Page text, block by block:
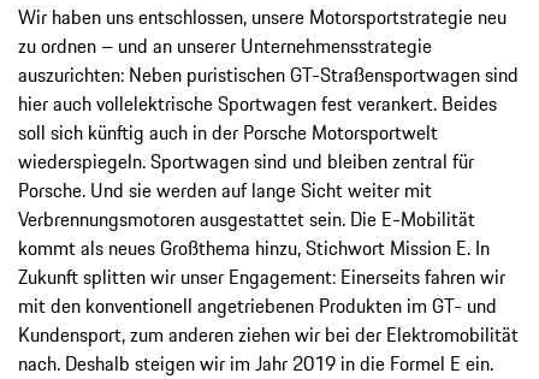
Wir haben uns entschlossen, unsere Motorsportstrategie neu
zu ordnen – und an unserer Unternehmensstrategie
auszurichten: Neben puristischen GT-Straßensportwagen sind
hier auch vollelektrische Sportwagen fest verankert. Beides
soll sich künftig auch in der Porsche Motorsportwelt
wiederspiegeln. Sportwagen sind und bleiben zentral für
Porsche. Und sie werden auf lange Sicht weiter mit
Verbrennungsmotoren ausgestattet sein. Die E-Mobilität
kommt als neues Großthema hinzu, Stichwort Mission E. In
Zukunft splitten wir unser Engagement: Einerseits fahren wir
mit den konventionell angetriebenen Produkten im GT- und
Kundensport, zum anderen ziehen wir bei der Elektromobilität
nach. Deshalb steigen wir im Jahr 2019 in die Formel E ein.